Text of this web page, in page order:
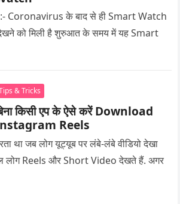
Coronavirus के बाद से ही Smart Watch
को मिली है शुरुआत के समय में यह Smart
& Tricks
किसी एप के ऐसे करें Download
Reels
था जब लोग यूट्यूब पर लंबे-लंबे वीडियो देखा
Reels और Short Video देखते हैं. अगर